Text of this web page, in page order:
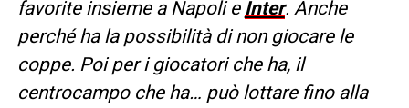
favorite insieme a Napoli e Inter. Anche
perché ha la possibilità di non giocare le
coppe. Poi per i giocatori che ha, il
centrocampo che ha… può lottare fino alla